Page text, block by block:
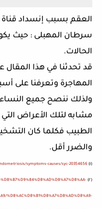
العقم بسبب إنسداد
سرطان المهبلى : حيث
الحالات.
قد تحدثنا في هذا
المهاجرة وتعرفنا على
ولذلك ننصح جميع
مشابه لتلك الأعراض
الطبيب فكلما كان
والضرر أقل.
)
symptoms-causes/syc-20354656
)٢)
%D8%AC%D8%B1%D8%A7%D8%AD%D8%A9-